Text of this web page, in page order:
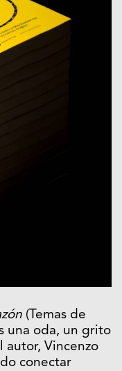
(Temas de
una oda, un grito
autor, Vincenzo
conectar